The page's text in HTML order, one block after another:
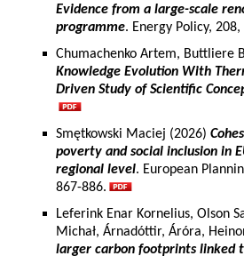
Evidence from a large-scale
programme. Energy Policy, 208,
Chumachenko Artem, Buttliere
Knowledge Evolution With
Driven Study of Scientific
Smętkowski Maciej (2026)
poverty and social inclusion in
regional level. European
867-886.
Leferink Enar Kornelius, Olson
Michał, Árnadóttir, Áróra,
larger carbon footprints linked